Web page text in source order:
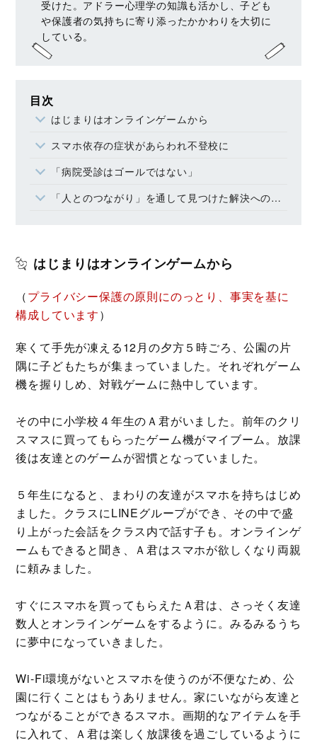
受けた。アドラー心理学の知識も活かし、子ども
や保護者の気持ちに寄り添ったかかわりを大切に
している。
目次
はじまりはオンラインゲームから
スマホ依存の症状があらわれ不登校に
「病院受診はゴールではない」
「人とのつながり」を通して見つけた解決へのヒント
はじまりはオンラインゲームから
（プライバシー保護の原則にのっとり、事実を基に
構成しています）
寒くて手先が凍える12月の夕方５時ごろ、公園の片
隅に子どもたちが集まっていました。それぞれゲーム
機を握りしめ、対戦ゲームに熱中しています。
その中に小学校４年生のＡ君がいました。前年のクリ
スマスに買ってもらったゲーム機がマイブーム。放課
後は友達とのゲームが習慣となっていました。
５年生になると、まわりの友達がスマホを持ちはじめ
ました。クラスにLINEグループができ、その中で盛
り上がった会話をクラス内で話す子も。オンラインゲ
ームもできると聞き、Ａ君はスマホが欲しくなり両親
に頼みました。
すぐにスマホを買ってもらえたＡ君は、さっそく友達
数人とオンラインゲームをするように。みるみるうち
に夢中になっていきました。
Wi-Fi環境がないとスマホを使うのが不便なため、公
園に行くことはもうありません。家にいながら友達と
つながることができるスマホ。画期的なアイテムを手
に入れて、Ａ君は楽しく放課後を過ごしているように